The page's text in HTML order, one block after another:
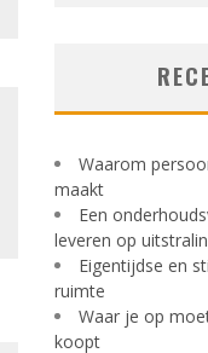
Waarom
maakt
Een
leveren op
Eigentijdse en
ruimte
Waar je op
koopt